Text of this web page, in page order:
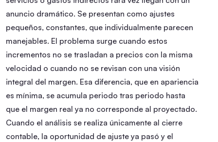
anuncio dramático. Se presentan como ajustes
pequeños, constantes, que individualmente parecen
manejables. El problema surge cuando estos
incrementos no se trasladan a precios con la misma
velocidad o cuando no se revisan con una visión
integral del margen. Esa diferencia, que en apariencia
es mínima, se acumula periodo tras periodo hasta
que el margen real ya no corresponde al proyectado.
Cuando el análisis se realiza únicamente al cierre
contable, la oportunidad de ajuste ya pasó y el